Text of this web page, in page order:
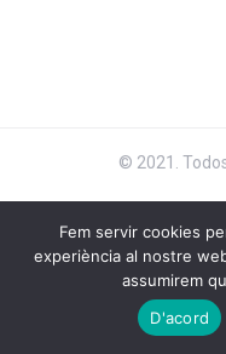
© 2021.
Fem servir cookies
experiència al nostre
assumirem
D'acord